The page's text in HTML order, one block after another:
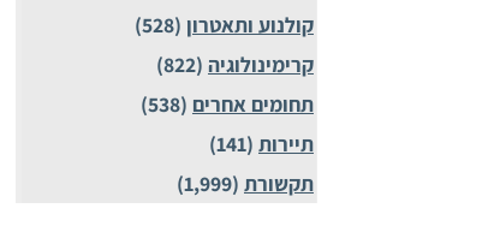
קולנוע ותאטרון (528)
קרימינולוגיה (822)
תחומים אחרים (538)
תיירות (141)
תקשורת (1,999)